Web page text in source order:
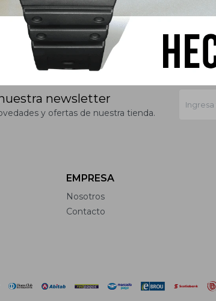
entregamos un vale a favor por el monto a cambiar.
newsletter
y ofertas de nuestra tienda.
EMPRESA
Nosotros
Contacto